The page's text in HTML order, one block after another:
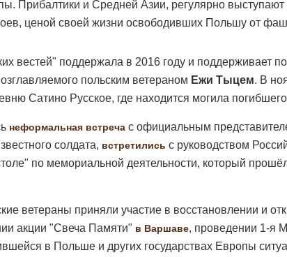
Прибалтики и Средней Азии, регулярно
ценой своей жизни освободивших Польшу от
вестей" поддержала в 2016 году и поддерживает
польским ветераном Ежи Тыцем. В
Сатино Русское, где находится могила
неформальная встреча с официальным
солдата, встретились с руководством
по мемориальной деятельности, который
ветераны приняли участие в восстановлении и
акции "Свеча Памяти" в Варшаве, проведении 1-я
в Польше и других государствах Европы